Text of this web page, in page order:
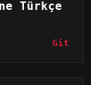
Türkçe
Git